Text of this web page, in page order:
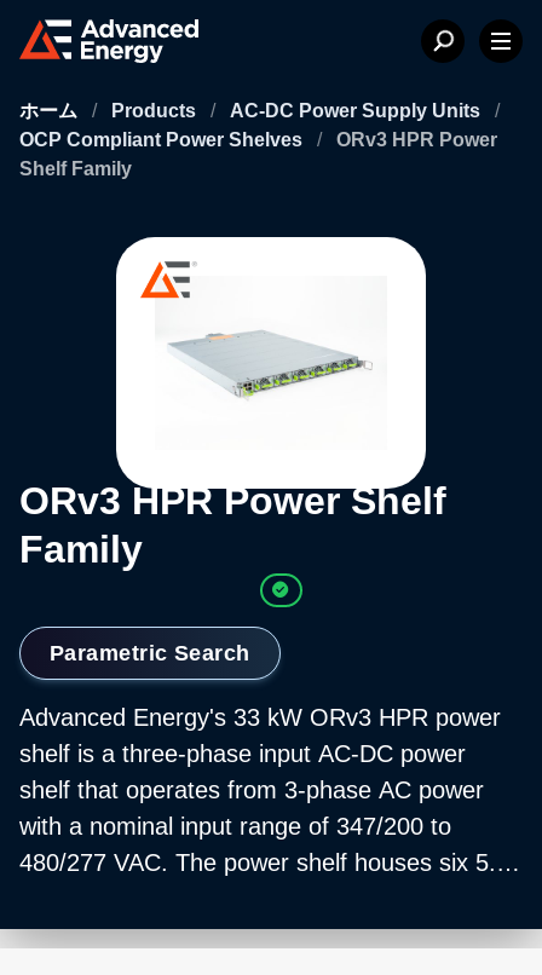
ホーム / Products / AC-DC Power Supply Units
/
OCP Compliant Power Shelves
/
ORv3 HPR Power
Shelf Family
ORv3 HPR Power Shelf
Family
Parametric Search
Advanced Energy's 33 kW ORv3 HPR power
shelf is a three-phase input AC-DC power
shelf that operates from 3-phase AC power
with a nominal input range of 347/200 to
480/277 VAC. The power shelf houses six 5.5
produce a 50V, 660A output.